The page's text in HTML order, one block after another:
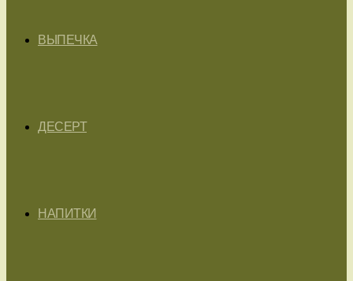
ВЫПЕЧКА
ДЕСЕРТ
НАПИТКИ